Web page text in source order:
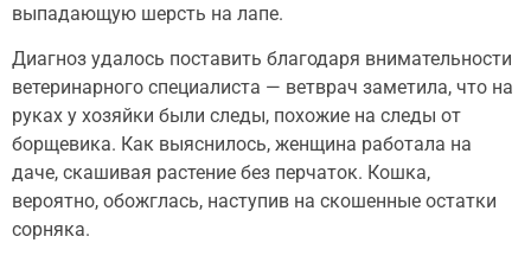
выпадающую шерсть на лапе.
Диагноз удалось поставить благодаря внимательности
ветеринарного специалиста — ветврач заметила, что на
руках у хозяйки были следы, похожие на следы от
борщевика. Как выяснилось, женщина работала на
даче, скашивая растение без перчаток. Кошка,
вероятно, обожглась, наступив на скошенные остатки
сорняка.